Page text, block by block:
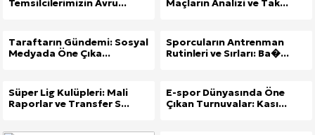
Temsilcilerimizin Avru...
Maçların Analizi ve Tak...
Taraftarın Gündemi: Sosyal
Medyada Öne Çıka...
Sporcuların Antrenman
Rutinleri ve Sırları: Ba�...
Süper Lig Kulüpleri: Mali
Raporlar ve Transfer S...
E-spor Dünyasında Öne
Çıkan Turnuvalar: Kası...